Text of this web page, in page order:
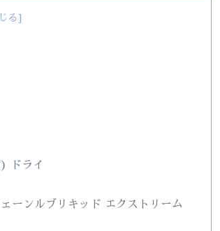
ドライ
ンルブリキッド エクストリーム